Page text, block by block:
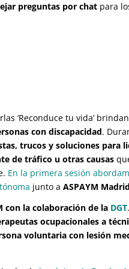
preguntas por chat para
‘Reconduce tu vida’ brindan
con discapacidad.
trucos y soluciones para
de tráfico u otras causas
En la primera sesión
junto aASPAYM Madrid
con la colaboración de la DGT
ocupacionales a
voluntaria con lesión